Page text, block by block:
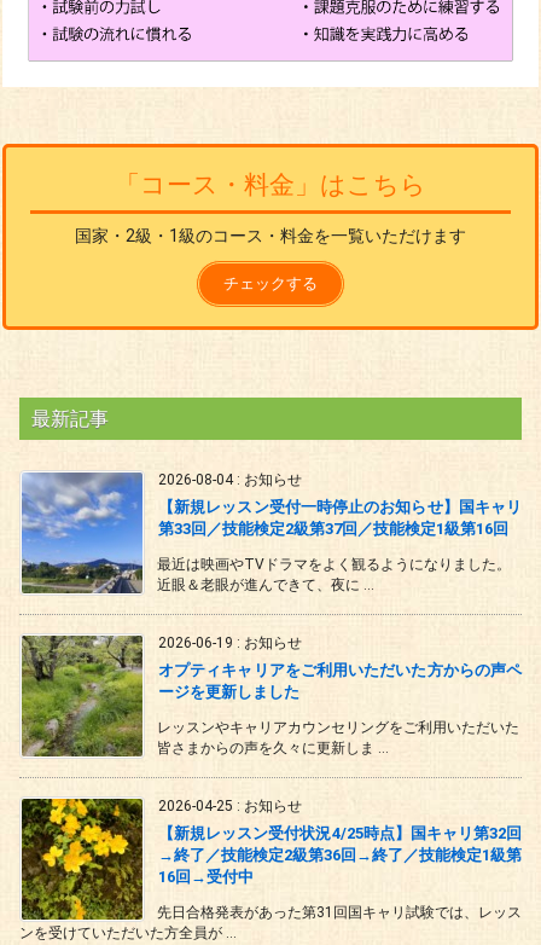
「コース・料金」はこちら
国家・2級・1級のコース・料金を一覧いただけます
チェックする
最新記事
2026-08-04: お知らせ
【新規レッスン受付一時停止のお知らせ】国キャリ
第33回／技能検定2級第37回／技能検定1級第16回
最近は映画やTVドラマをよく観るようになりました。
近眼＆老眼が進んできて、夜に ...
2026-06-19 : お知らせ
オプティキャリアをご利用いただいた方からの声ペ
ージを更新しました
レッスンやキャリアカウンセリングをご利用いただいた
皆さまからの声を久々に更新しま ...
2026-04-25 : お知らせ
【新規レッスン受付状況4/25時点】国キャリ第32回
→終了／技能検定2級第36回→終了／技能検定1級第
16回→受付中
先日合格発表があった第31回国キャリ試験では、レッス
ンを受けていただいた方全員が ...